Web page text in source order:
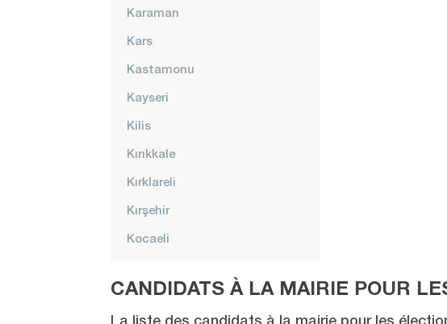
Karaman
Kars
Kastamonu
Kayseri
Kilis
Kırıkkale
Kırklareli
Kırşehir
Kocaeli
Kütahya
CANDIDATS À LA MAIRIE POUR
La liste des candidats à la mairie pour les